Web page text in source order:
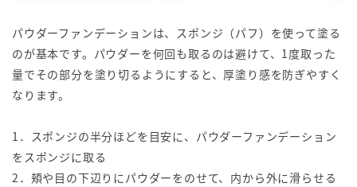
パウダーファンデーションは、スポンジ（パフ）を使って塗る
のが基本です。パウダーを何回も取るのは避けて、1度取った
量でその部分を塗り切るようにすると、厚塗り感を防ぎやすく
なります。
1．スポンジの半分ほどを目安に、パウダーファンデーション
をスポンジに取る
2．頬や目の下辺りにパウダーをのせて、内から外に滑らせる